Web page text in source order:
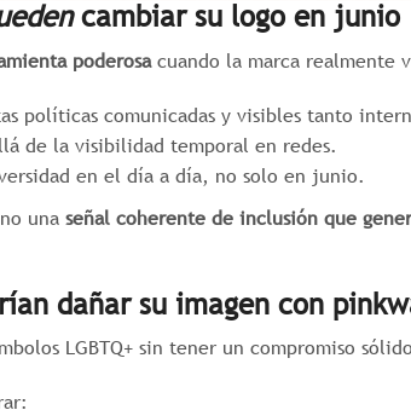
cambiar su logo en junio
poderosacuando la marca realmente
políticas comunicadas y visibles tanto
de la visibilidad temporal en redes.
en el día a día, no solo en junio.
una señal coherente de inclusión que
dañar su imagen con
LGBTQ+ sin tener un compromiso